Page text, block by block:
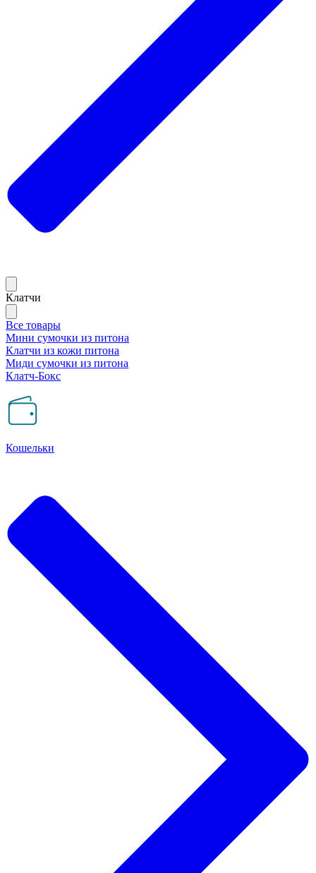
Клатчи
Все товары
Мини сумочки из питона
Клатчи из кожи питона
Миди сумочки из питона
Клатч-Бокс
Кошельки